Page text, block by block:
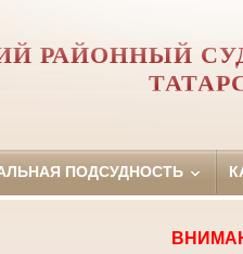
РАЙОННЫЙ
ПОДСУДНОСТЬ